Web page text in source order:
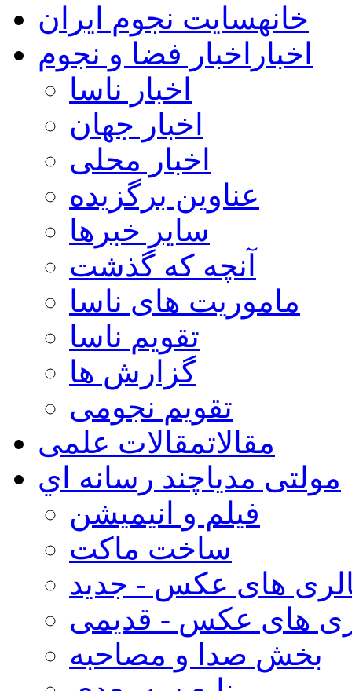
خانهسایت نجوم ایران
اخبار اخبار فضا و نجوم
اخبار ناسا
اخبار جهان
اخبار محلی
عناوین برگزیده
سایر خبرها
آنچه که گذشت
ماموریت های ناسا
تقویم ناسا
گزارش ها
تقویم نجومی
مقالاتمقالات علمی
مولتی مدیاچند رسانه اي
فیلم و انیمیشن
ساخت ماکت
های عکس - جدید
های عکس - قدیمی
بخش صدا و مصاحبه